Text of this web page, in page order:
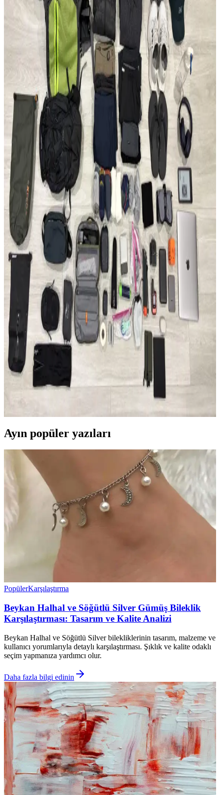
Fjällräven Kånken 16L ile 15 Günlük Yaz
Seyahatinde Hafif ve Verimli Paketleme
Fjällräven Kånken 16L sırt çantasıyla 15 günlük yaz seyahati için
hafif ve düzenli paketleme yöntemleri, ergonomik özellikler ve
seyahat deneyimleri detaylandırılıyor.
22.5L ve Kişisel Eşya ile Seyahat veya Tek 30L Sırt
Çantası Tercihi: Hava Yolu Kısıtlamaları ve Konfor
Seyahatlerde 22.5L sırt çantası ve kişisel eşya kombinasyonu ile tek
28-30L sırt çantası arasındaki avantajlar, hava yolu kısıtlamaları ve
taşıma konforu açısından karşılaştırılıyor.
Evergoods CPL16 Sırt Çantası: Minimal Tasarım ve
Fonksiyonellik Üzerine 6 Aylık Değerlendirme
Evergoods CPL16, su şişesi cebi olmadan tasarım bütünlüğü ve
kullanım kolaylığı sunar. 16 litrelik kapasitesi, dayanıklı malzemesi
ve dengeli yapısıyla günlük kullanım ve kısa seyahatler için
uygundur.
Able Carry Max EDC ve Aer Travel Pack 4 28L (X-
Pac) Sırt Çantası Karşılaştırması
Able Carry Max EDC ve Aer Travel Pack 4 28L sırt çantaları,
malzeme kalitesi, taşıma konforu ve organizasyon özellikleriyle
günlük kullanım ve seyahat ihtiyaçlarına farklı çözümler sunuyor.
50 Günlük Güney Avrupa Seyahati İçin Minimalist
Tek Çanta Hazırlığı ve İpuçları
Güney Avrupa'da 50 gün süren seyahatte sadece 35 litrelik sırt
çantası kullanılarak hafiflik ve işlevsellik ön planda tutuldu. Kıyafet,
teknoloji ve bakım önerileriyle minimal seyahat deneyimi anlatılıyor.
2026 Asya ve Okyanusya Sırt Çantası Seyahati İçin
Ekipman ve Planlama Rehberi
2026'da başlayacak Asya ve Okyanusya sırt çantası seyahati için
detaylı ekipman ve planlama önerileri sunulmaktadır. Seyahat rotası,
Ayın popüler yazıları
PopülerKarşılaştırma
Beykan Halhal ve Söğütlü Silver Gümüş Bileklik
Karşılaştırması: Tasarım ve Kalite Analizi
Beykan Halhal ve Söğütlü Silver bilekliklerinin tasarım, malzeme ve
kullanıcı yorumlarıyla detaylı karşılaştırması. Şıklık ve kalite odaklı
seçim yapmanıza yardımcı olur.
Daha fazla bilgi edinin